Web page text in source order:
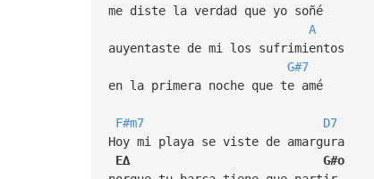
me diste la verdad que yo soñé
A
auyentaste de mi los sufrimientos
G#7
en la primera noche que te amé
F#m7
D7
Hoy mi playa se viste de amargura
E∆
G#o